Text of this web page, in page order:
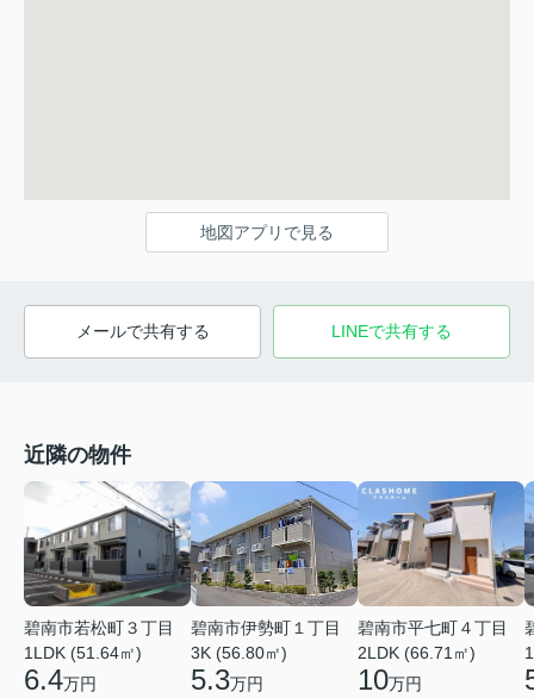
地図アプリで見る
メールで共有する LINEで共有する
近隣の物件
碧南市若松町３丁目
1LDK (51.64㎡)
6.4万円
碧南市伊勢町１丁目
3K (56.80㎡)
5.3万円
碧南市平七町４丁目
2LDK (66.71㎡)
10万円